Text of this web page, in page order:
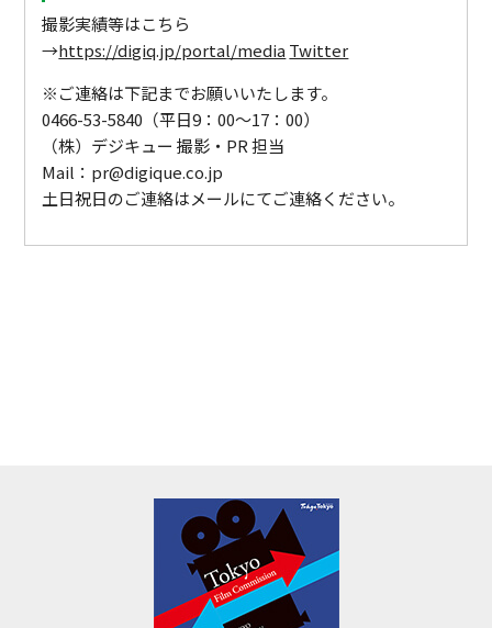
撮影実績等はこちら
→https://digiq.jp/portal/media Twitter
※ご連絡は下記までお願いいたします。
0466-53-5840（平日9：00～17：00）
（株）デジキュー 撮影・PR 担当
Mail：pr@digique.co.jp
土日祝日のご連絡はメールにてご連絡ください。